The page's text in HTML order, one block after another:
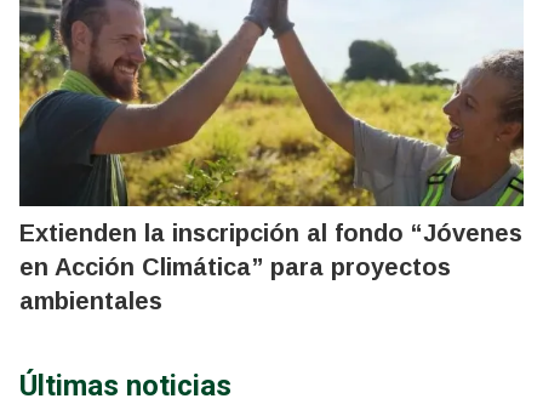
Extienden la inscripción al fondo “Jóvenes
en Acción Climática” para proyectos
ambientales
Últimas noticias